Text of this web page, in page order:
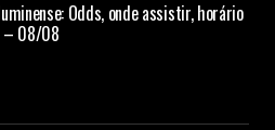
Odds, onde assistir, horário
– 08/08